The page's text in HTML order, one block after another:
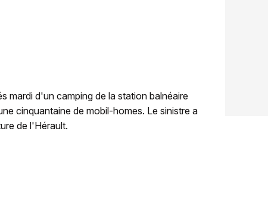
mardi d'un camping de la station balnéaire
cinquantaine de mobil-homes. Le sinistre a
de l'Hérault.